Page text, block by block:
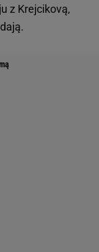
z Krejcikovą,